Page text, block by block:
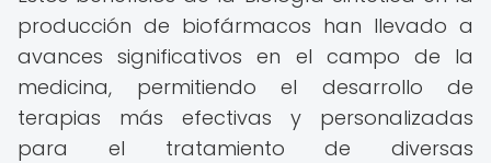
producción de biofármacos han llevado a
avances significativos en el campo de la
medicina, permitiendo el desarrollo de
terapias más efectivas y personalizadas
para el tratamiento de diversas